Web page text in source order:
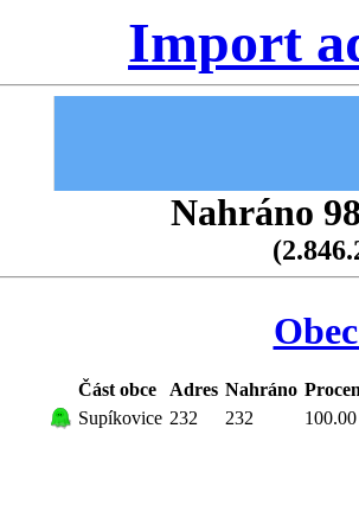
Import
Nahráno
Část obce Adres Nahráno
Supíkovice 232 232 100.00